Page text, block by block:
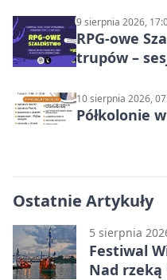
9 sierpnia 2026,
RPG-owe
trupów –
10 sierpnia 2026,
Półkolonie
Ostatnie Artykuły
5 sierpnia
Festiwal
Nad